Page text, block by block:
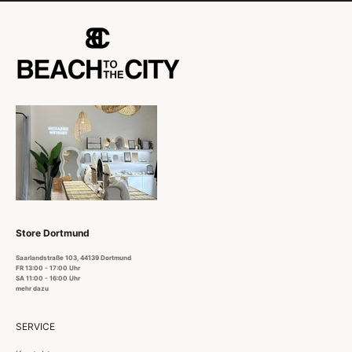
Store Dortmund
Saarlandstraße 103, 44139 Dortmund
FR 13:00 - 17:00 Uhr
SA 11:00 - 16:00 Uhr
mehr dazu
SERVICE